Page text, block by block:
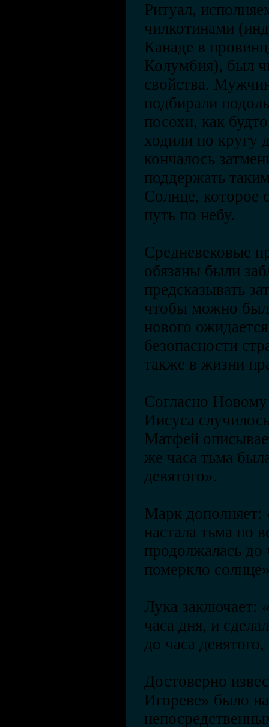
Ритуал,
чилкотинами
Канаде в
Колумбия), был
свойства.
подбирали
посохи, как
ходили по кругу
кончалось
поддержать
Солнце, которое
путь по небу.
Средневековые
обязаны были
предсказывать
чтобы можно
нового
безопасности
также в жизни
Согласно
Иисуса
Матфей
же часа тьма
девятого».
Марк
настала тьма по
продолжалась до
померкло
Лука заключает:
часа дня, и
до часа
Достоверно
Игореве» было